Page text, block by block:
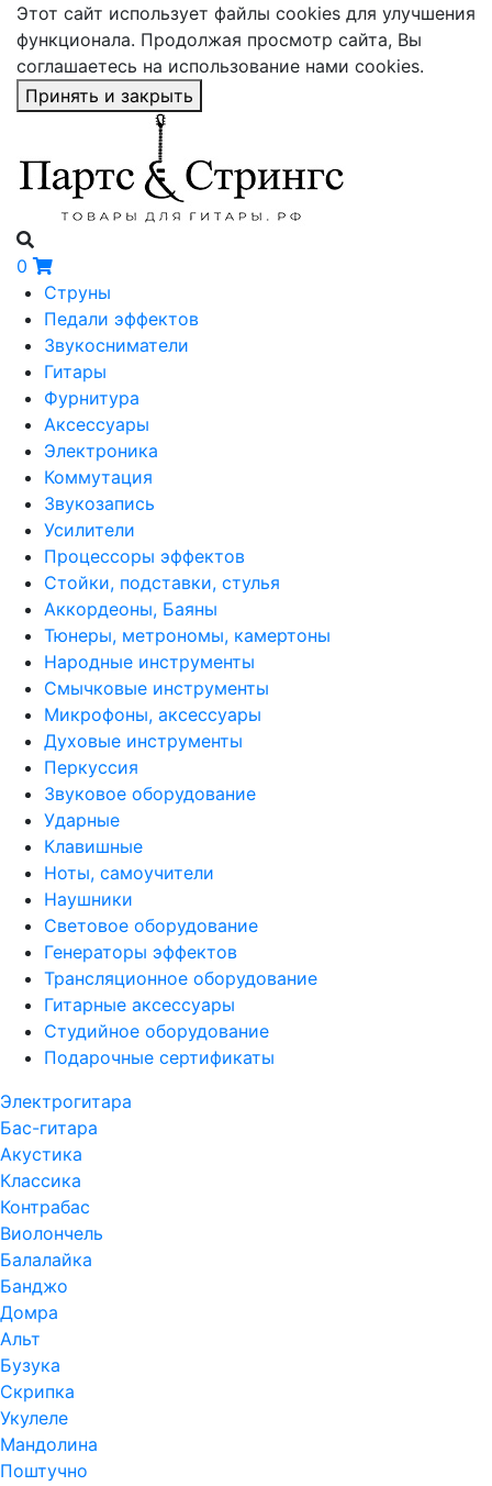
Этот сайт использует файлы cookies для улучшения
функционала. Продолжая просмотр сайта, Вы
соглашаетесь на использование нами cookies.
Принять и закрыть
0
Струны
Педали эффектов
Звукосниматели
Гитары
Фурнитура
Аксессуары
Электроника
Коммутация
Звукозапись
Усилители
Процессоры эффектов
Стойки, подставки, стулья
Аккордеоны, Баяны
Тюнеры, метрономы, камертоны
Народные инструменты
Смычковые инструменты
Микрофоны, аксессуары
Духовые инструменты
Перкуссия
Звуковое оборудование
Ударные
Клавишные
Ноты, самоучители
Наушники
Световое оборудование
Генераторы эффектов
Трансляционное оборудование
Гитарные аксессуары
Студийное оборудование
Подарочные сертификаты
Электрогитара
Бас-гитара
Акустика
Классика
Контрабас
Виолончель
Балалайка
Банджо
Домра
Альт
Бузука
Скрипка
Укулеле
Мандолина
Поштучно